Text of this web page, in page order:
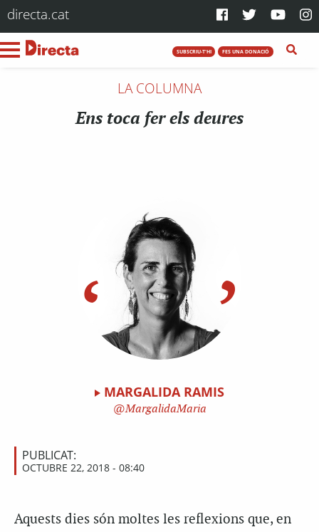
directa.cat
SUBSCRIU-T'HI FES UNA DONACIÓ
LA COLUMNA
Ens toca fer els deures
MARGALIDA RAMIS
MargalidaMaria
PUBLICAT:
OCTUBRE 22, 2018 - 08:40
Aquests dies són moltes les reflexions que, en